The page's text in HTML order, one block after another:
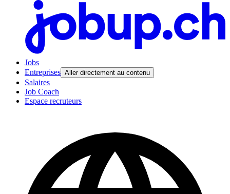
Jobs
Entreprises Aller directement au contenu
Salaires
Job Coach
Espace recruteurs